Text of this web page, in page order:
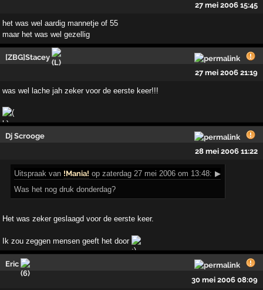
27 mei 2006 15:45
het was wel aardig mannetje of 55
maar het was wel gezellig
[ZBG]Stacey
27 mei 2006 21:19
was wel lache jah zeker voor de eerste keer!!!
Dj Scrooge
28 mei 2006 11:22
Uitspraak van !Mania! op zaterdag 27 mei 2006 om 13:48: ▶
Was het nog druk donderdag?
Het was zeker geslaagd voor de eerste keer.
Ik zou zeggen mensen geeft het door
Eric
30 mei 2006 08:09